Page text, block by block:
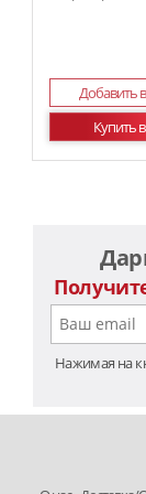
Добавить
Купить
Нажимая на